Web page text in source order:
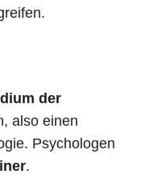
der
also einen
Psychologen
.